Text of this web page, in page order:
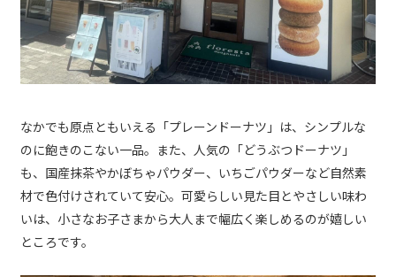
なかでも原点ともいえる「プレーンドーナツ」は、シンプルな
のに飽きのこない一品。また、人気の「どうぶつドーナツ」
も、国産抹茶やかぼちゃパウダー、いちごパウダーなど自然素
材で色付けされていて安心。可愛らしい見た目とやさしい味わ
いは、小さなお子さまから大人まで幅広く楽しめるのが嬉しい
ところです。